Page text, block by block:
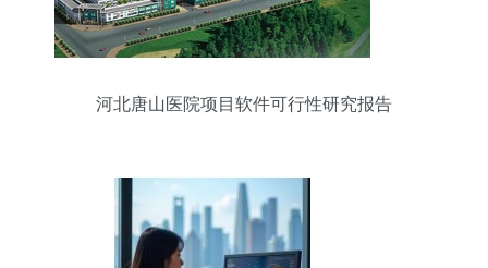
河北唐山医院项目软件可行性研究报告